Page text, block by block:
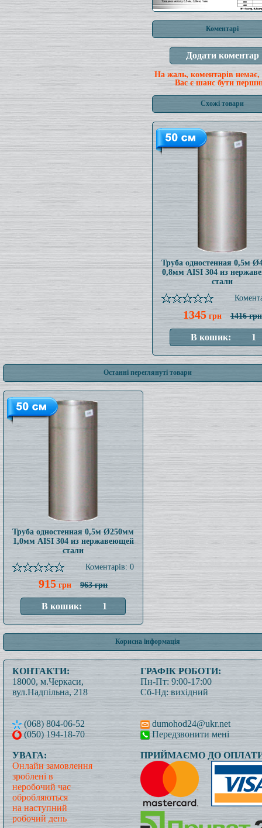
Коментарі
На жаль, коментарів немає,
Вас є шанс бути
Схожі товари
Труба одностенная 0,5м
0,8мм AISI 304 из
стали
1345грн 1416 грн
Останні переглянуті товари
Труба одностенная 0,5м Ø250мм
1,0мм AISI 304 из нержавеющей
стали
Коментарів: 0
915 грн 963 грн
Корисна інформація
КОНТАКТИ:
18000, м.Черкаси,
вул.Надпільна, 218
(068) 804-06-52
(050) 194-18-70
ГРАФІК РОБОТИ:
Пн-Пт: 9:00-17:00
Сб-Нд: вихідний
dumohod24@ukr.net
Передзвонити мені
УВАГА:
Онлайн замовлення
зроблені в
неробочий час
обробляються
на наступний
робочий день
ПРИЙМАЄМО ДО